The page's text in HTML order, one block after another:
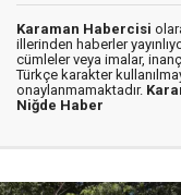
Karaman Habercisi
illerinden haberler
cümleler veya imalar,
Türkçe karakter
onaylanmamaktadır.
Niğde Haber